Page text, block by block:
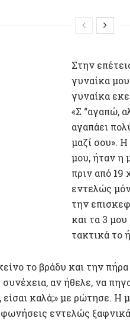
Στην
γυναίκα
γυναίκα
«Σ “αγαπώ,
αγαπάει
μαζί σου».
μου, ήταν η
πριν από 19
εντελώς
την
και τα 3
τακτικά το
το βράδυ και την
αν ήθελε, να
καλά;» με ρώτησε. Η
εντελώς